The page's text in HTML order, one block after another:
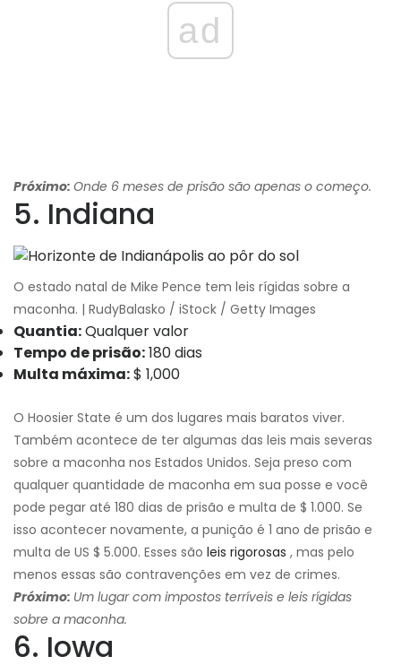
ad
Próximo: Onde 6 meses de prisão são apenas o começo.
5. Indiana
O estado natal de Mike Pence tem leis rígidas sobre a
maconha. | RudyBalasko / iStock / Getty Images
Quantia:Qualquer valor
Tempo de prisão:180 dias
Multa máxima:$ 1,000
O Hoosier State é um dos lugares mais baratos viver.
Também acontece de ter algumas das leis mais severas
sobre a maconha nos Estados Unidos. Seja preso com
qualquer quantidade de maconha em sua posse e você
pode pegar até 180 dias de prisão e multa de $ 1.000. Se
isso acontecer novamente, a punição é 1 ano de prisão e
multa de US $ 5.000. Esses são leis rigorosas , mas pelo
menos essas são contravenções em vez de crimes.
Próximo: Um lugar com impostos terríveis e leis rígidas
sobre a maconha.
6. Iowa